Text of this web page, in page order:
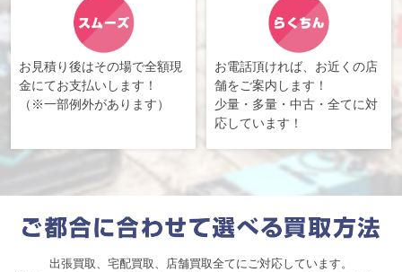
お見積り後はその場で全額現
金にてお支払いします！
（※一部例外があります）
お電話頂ければ、お近くの店
舗をご案内します！
少量・多量・中古・全てに対
応しています！
出張買取、宅配買取、店舗買取全てにご対応しています。